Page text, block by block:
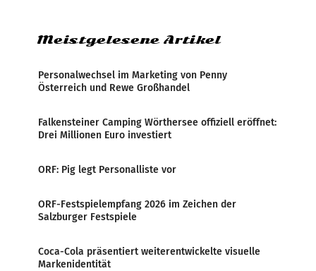
Meistgelesene Artikel
Personalwechsel im Marketing von Penny
Österreich und Rewe Großhandel
Falkensteiner Camping Wörthersee offiziell eröffnet:
Drei Millionen Euro investiert
ORF: Pig legt Personalliste vor
ORF-Festspielempfang 2026 im Zeichen der
Salzburger Festspiele
Coca-Cola präsentiert weiterentwickelte visuelle
Markenidentität